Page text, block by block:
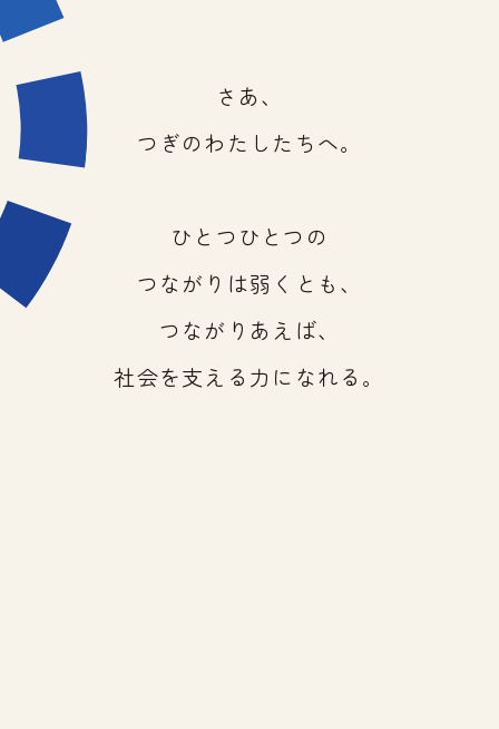
さあ、
つぎのわたしたちへ。
ひとつひとつの
つながりは弱くとも、
つながりあえば、
社会を支える力になれる。